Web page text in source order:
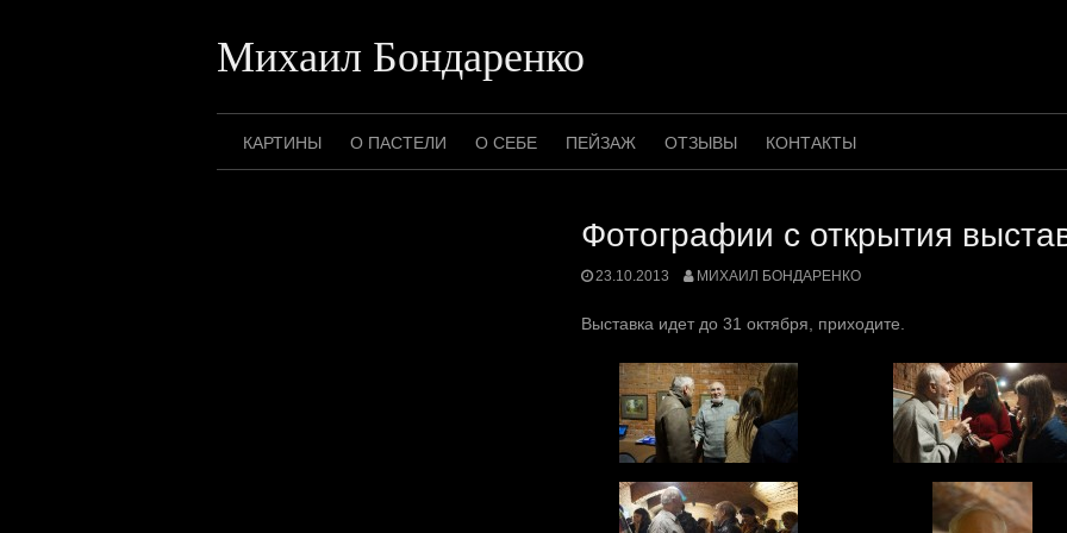
Михаил Бондаренко
КАРТИНЫ О ПАСТЕЛИ О СЕБЕ ПЕЙЗАЖ ОТЗЫВЫ КОНТАКТЫ
Фотографии с открытия
23.10.2013 МИХАИЛ БОНДАРЕНКО
Выставка идет до 31 октября, приходите.